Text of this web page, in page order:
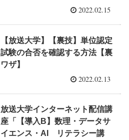
2022.02.15
【放送大学】【裏技】単位認定
試験の合否を確認する方法【裏
ワザ】
2022.02.13
放送大学インターネット配信講
座「【導入B】数理・データサ
イエンス・AI リテラシー講